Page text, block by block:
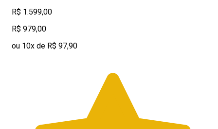
R$ 1.599,00
R$ 979,00
ou 10x de R$ 97,90